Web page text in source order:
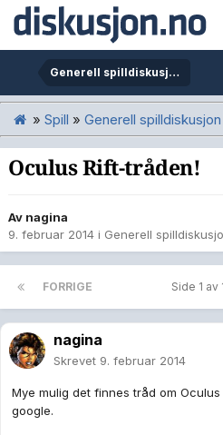
Generell spilldiskusjon
» Spill » Generell spilldiskusjon
Oculus Rift-tråden!
Av nagina
9. februar 2014 i Generell
FORRIGE Side 1 av
nagina
Skrevet 9. februar 2014
Mye mulig det finnes tråd om
google.